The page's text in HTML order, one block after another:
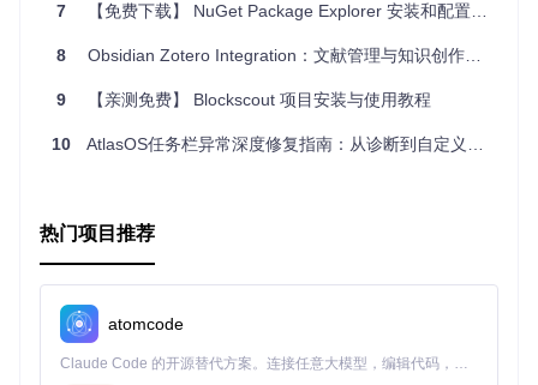
置，一般MultiChain或类似应用会有一个或多个配置文件用
于设定网络连接、数据库设置、以及应用行为。对于MultiC
hain Explorer，配置通常是可定制的，且有示例配置文件供
配置内容概览
JSON-RPC连接
数据库设置: 包括数据库类型（如SQLite, MySQL等）及
其连接详情。
监听端口和地址
接口和端口。
7 【免费下载】 NuGet Package Explorer 安装和配置指南
8 Obsidian Zotero Integration：文献管理与知识创作的无缝协同方案
9 【亲测免费】 Blockscout 项目安装与使用教程
10 AtlasOS任务栏异常深度修复指南：从诊断到自定义配置
热门项目推荐
atomcode
Claude Code 的开源替代方案。连接任意大模型，编辑代码，运行命令，自动验证 — 全自动执行。用 Rust 构建，极致性能。 ｜ An open-source alternative to Claude Code. Connect any LLM, edit code, run commands, and verify changes — autonomously. Built in Rust for speed. Get Started